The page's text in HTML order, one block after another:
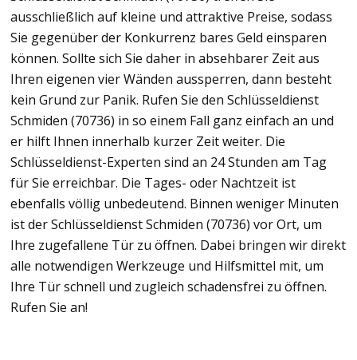
ausschließlich auf kleine und attraktive Preise, sodass
Sie gegenüber der Konkurrenz bares Geld einsparen
können. Sollte sich Sie daher in absehbarer Zeit aus
Ihren eigenen vier Wänden aussperren, dann besteht
kein Grund zur Panik. Rufen Sie den Schlüsseldienst
Schmiden (70736) in so einem Fall ganz einfach an und
er hilft Ihnen innerhalb kurzer Zeit weiter. Die
Schlüsseldienst-Experten sind an 24 Stunden am Tag
für Sie erreichbar. Die Tages- oder Nachtzeit ist
ebenfalls völlig unbedeutend. Binnen weniger Minuten
ist der Schlüsseldienst Schmiden (70736) vor Ort, um
Ihre zugefallene Tür zu öffnen. Dabei bringen wir direkt
alle notwendigen Werkzeuge und Hilfsmittel mit, um
Ihre Tür schnell und zugleich schadensfrei zu öffnen.
Rufen Sie an!